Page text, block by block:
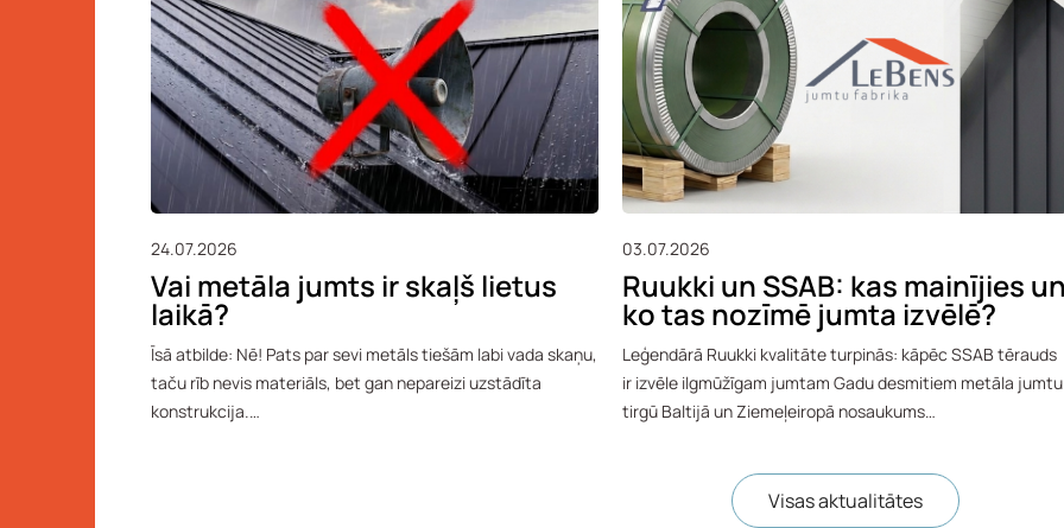
24.07.2026
Vai metāla jumts ir skaļš lietus
laikā?
Īsā atbilde: Nē! Pats par sevi metāls tiešām labi vada skaņu,
taču rīb nevis materiāls, bet gan nepareizi uzstādīta
konstrukcija.…
03.07.2026
Ruukki un SSAB: kas mainījies un
ko tas nozīmē jumta izvēlē?
Leģendārā Ruukki kvalitāte turpinās: kāpēc SSAB tērauds
ir izvēle ilgmūžīgam jumtam Gadu desmitiem metāla jumtu
tirgū Baltijā un Ziemeļeiropā nosaukums…
Visas aktualitātes